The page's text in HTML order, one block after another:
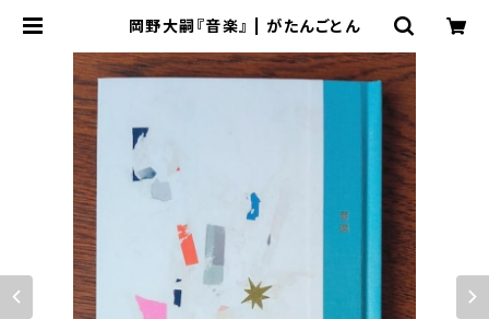
岡野大嗣『音楽』 | がたんごとん